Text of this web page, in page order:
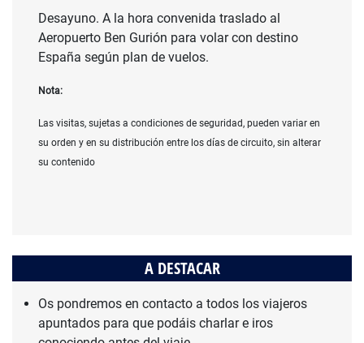
Desayuno. A la hora convenida traslado al
Aeropuerto Ben Gurión para volar con destino
España según plan de vuelos.
Nota:
Las visitas, sujetas a condiciones de seguridad, pueden variar en
su orden y en su distribución entre los días de circuito, sin alterar
su contenido
A DESTACAR
Os pondremos en contacto a todos los viajeros
apuntados para que podáis charlar e iros